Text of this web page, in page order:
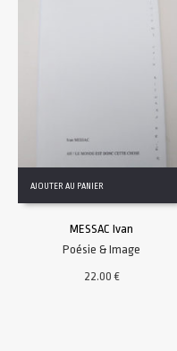
AJOUTER AU PANIER
MESSAC Ivan
Poésie & Image
22.00€